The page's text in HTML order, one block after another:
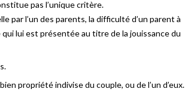
pas l’unique critère.
par l’un des parents, la difficulté d’un parent à
lui est présentée au titre de la jouissance du
propriété indivise du couple, ou de l’un d’eux.